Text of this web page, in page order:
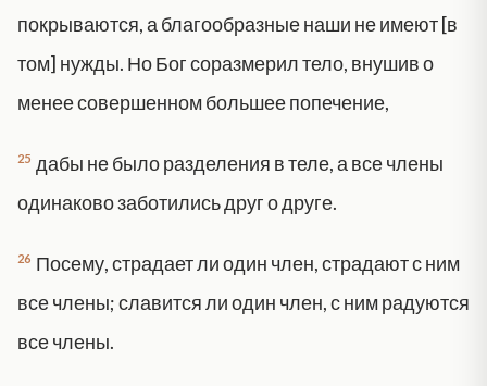
покрываются, а благообразные наши не имеют [в
том] нужды. Но Бог соразмерил тело, внушив о
менее совершенном большее попечение,
25 дабы не было разделения в теле, а все члены
одинаково заботились друг о друге.
26 Посему, страдает ли один член, страдают с ним
все члены; славится ли один член, с ним радуются
все члены.